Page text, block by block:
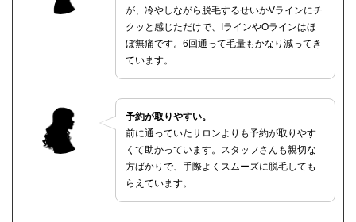
が、冷やしながら脱毛するせいかVラインにチ
クッと感じただけで、IラインやOラインはほ
ぼ無痛です。6回通って毛量もかなり減ってき
ています。
予約が取りやすい。
前に通っていたサロンよりも予約が取りやす
くて助かっています。スタッフさんも親切な
方ばかりで、手際よくスムーズに脱毛しても
らえています。